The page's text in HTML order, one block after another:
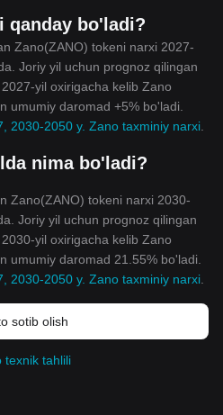
qanday bo'ladi?
Zano(ZANO) tokeni narxi 2027-
Joriy yil uchun prognoz qilingan
yil oxirigacha kelib Zano
umumiy daromad +5% bo'ladi.
2030-2050 y. Zano taxminiy narxi
nima bo'ladi?
Zano(ZANO) tokeni narxi 2030-
Joriy yil uchun prognoz qilingan
yil oxirigacha kelib Zano
umumiy daromad 21.55% bo'ladi.
2030-2050 y. Zano taxminiy narxi
sotib olish
texnik tahlili